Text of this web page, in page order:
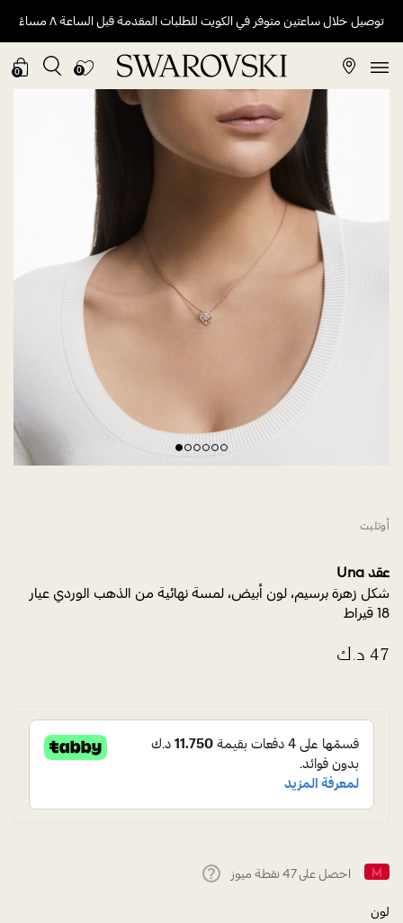
توصيل خلال ساعتين متوفر في الكويت للطلبات المقدمة قبل الساعة ٨ مساءً
0
0
أوتليت
عقد Una
شكل زهرة برسيم، لون أبيض، لمسة نهائية من الذهب الوردي عيار
18 قيراط
احصل على47 نقطة ميوز
لون